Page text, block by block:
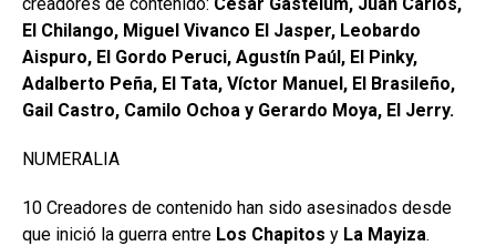
El Chilango, Miguel Vivanco El Jasper, Leobardo
Aispuro, El Gordo Peruci, Agustín Paúl, El Pinky,
Adalberto Peña, El Tata, Víctor Manuel, El Brasileño,
Gail Castro, Camilo Ochoa y Gerardo Moya, El Jerry.
NUMERALIA
10 Creadores de contenido han sido asesinados desde
que inició la guerra entre Los Chapitos y La Mayiza.